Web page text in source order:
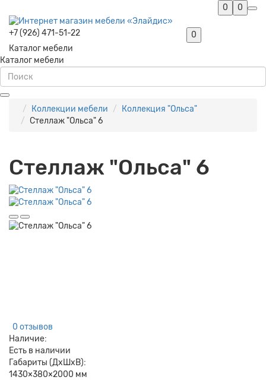
0
0
+7 (926) 471-51-22
0
Каталог мебели
Каталог мебели
Коллекции мебели
Коллекция "Ольса"
Стеллаж "Ольса" 6
Стеллаж "Ольса" 6
0 отзывов
Наличие:
Есть в наличии
Габариты (ДхШхВ):
1430×380×2000 мм